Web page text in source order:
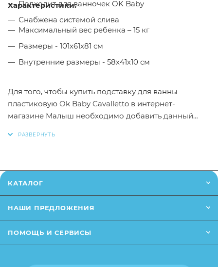
Подходит для ванночек OK Baby
Снабжена системой слива
Характеристики:
Максимальный вес ребенка – 15 кг
Размеры - 101х61х81 см
Внутренние размеры - 58х41х10 см
Для того, чтобы купить подставку для ванны
пластиковую Ok Baby Cavalletto в интернет-
магазине Малыш необходимо добавить данный
от описания и изображения, размещенного на
изменения в дизайне или упаковке и т.д., не
товара), при этом основные потребительские
КАТАЛОГ
НАШИ ПРЕДЛОЖЕНИЯ
ПОМОЩЬ И СЕРВИСЫ